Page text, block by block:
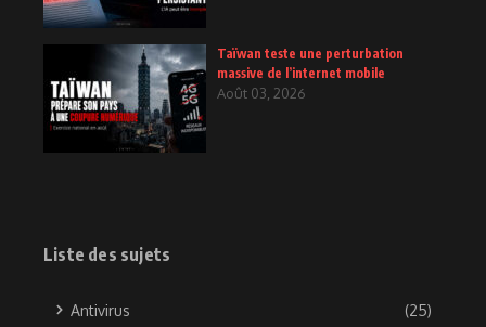
Taïwan teste une perturbation
massive de l’internet mobile
Août 03, 2026
Liste des sujets
Antivirus (25)